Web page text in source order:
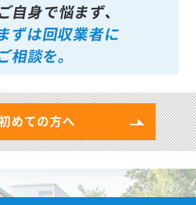
自身で悩まず、
ずは回収業者に
相談を。
めての方へ